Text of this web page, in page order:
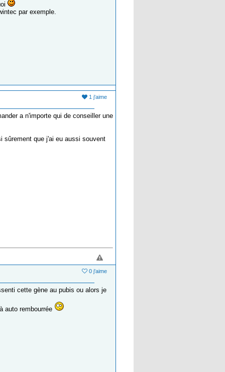
par exemple.
1 j'aime
a n'importe qui de conseiller une
sûrement que j'ai eu aussi souvent
0 j'aime
cette gène au pubis ou alors je
auto rembourrée